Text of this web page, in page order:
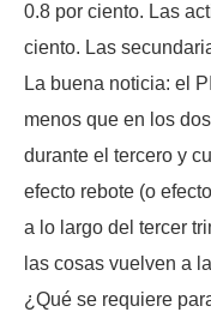
0.8 por ciento. Las
ciento. Las
La buena noticia: el
menos que en los
durante el tercero y
efecto rebote (o
a lo largo del tercer
las cosas vuelven a
¿Qué se requiere